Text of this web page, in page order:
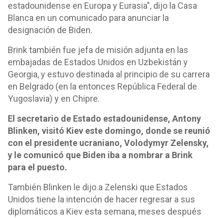
estadounidense en Europa y Eurasia", dijo la Casa
Blanca en un comunicado para anunciar la
designación de Biden.
Brink también fue jefa de misión adjunta en las
embajadas de Estados Unidos en Uzbekistán y
Georgia, y estuvo destinada al principio de su carrera
en Belgrado (en la entonces República Federal de
Yugoslavia) y en Chipre.
El secretario de Estado estadounidense, Antony
Blinken, visitó Kiev este domingo, donde se reunió
con el presidente ucraniano, Volodymyr Zelensky,
y le comunicó que Biden iba a nombrar a Brink
para el puesto.
También Blinken le dijo a Zelenski que Estados
Unidos tiene la intención de hacer regresar a sus
diplomáticos a Kiev esta semana, meses después